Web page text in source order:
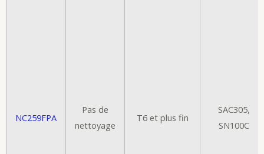
NC259FPA
Pas de
nettoyage
T6 et plus fin
SAC305,
SN100C